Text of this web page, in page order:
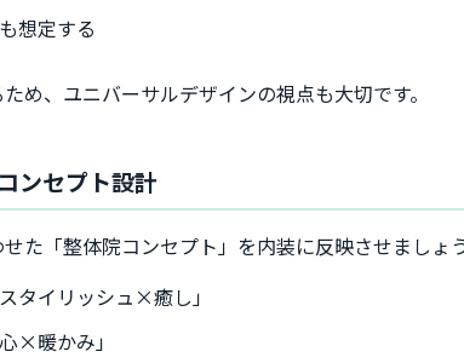
想定する
め、ユニバーサルデザインの視点も大切です。
ンセプト設計
た「整体院コンセプト」を内装に反映させましょ
タイリッシュ×癒し」
×暖かみ」